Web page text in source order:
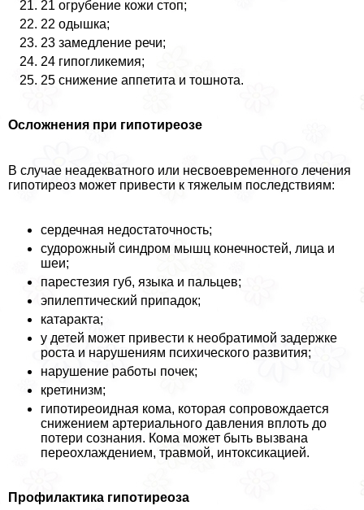
21 огрубение кожи стоп;
22 одышка;
23 замедление речи;
24 гипогликемия;
25 снижение аппетита и тошнота.
Осложнения при гипотиреозе
В случае неадекватного или несвоевременного лечения
гипотиреоз может привести к тяжелым последствиям:
сердечная недостаточность;
судорожный синдром мышц конечностей, лица и
шеи;
парестезия губ, языка и пальцев;
эпилептический припадок;
катаpaкта;
у детей может привести к необратимой задержке
роста и нарушениям психического развития;
нарушение работы почек;
кретинизм;
гипотиреоидная кома, которая сопровождается
снижением артериального давления вплоть до
потери сознания. Кома может быть вызвана
переохлаждением, травмой, интоксикацией.
Профилактика гипотиреоза